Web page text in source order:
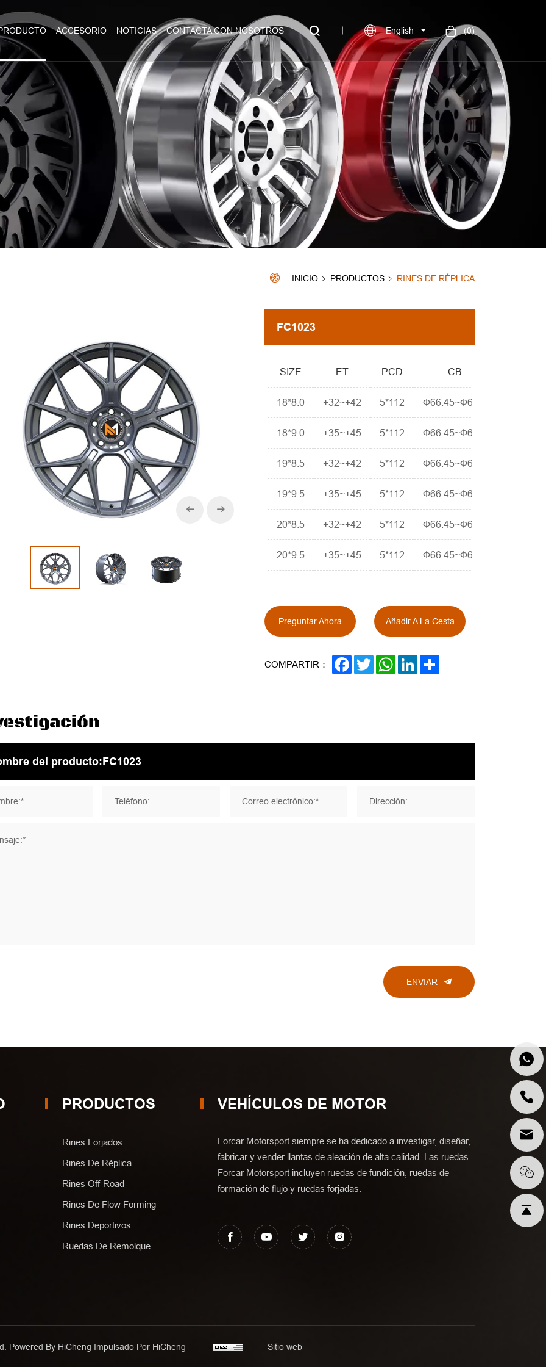
(0)
English
ACCESORIO NOTICIAS CONTACTA CON NOSOTROS
INICIO PRODUCTOS RINES DE RÉPLICA
FC1023
SIZE ET PCD CB
18*8.0 +32~+42 5*112 Ф66.45~Ф66.6
18*9.0 +35~+45 5*112 Ф66.45~Ф66.6
19*8.5 +32~+42 5*112 Ф66.45~Ф66.6
19*9.5 +35~+45 5*112 Ф66.45~Ф66.6
20*8.5 +32~+42 5*112 Ф66.45~Ф66.6
20*9.5 +35~+45 5*112 Ф66.45~Ф66.6
Preguntar Ahora Añadir A La Cesta
COMPARTIR： FACEBOOK
TWITTERWHATSAPP
LINKEDIN
Teléfono: Correo electrónico:* Dirección:
ENVIAR
PRODUCTOS
Rines Forjados
Rines De Réplica
Rines Off-Road
Rines De Flow Forming
Rines Deportivos
Ruedas De Remolque
VEHÍCULOS DE MOTOR
Forcar Motorsport siempre se ha dedicado a investigar, diseñar,
fabricar y vender llantas de aleación de alta calidad. Las ruedas
Forcar Motorsport incluyen ruedas de fundición, ruedas de
formación de flujo y ruedas forjadas.
Powered By HiCheng Impulsado Por HiCheng Sitio web